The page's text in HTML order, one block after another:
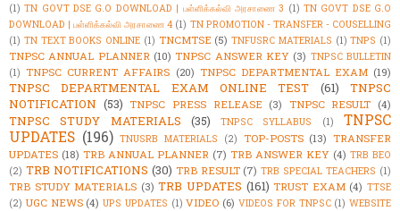
(1) TN GOVT DSE G.O DOWNLOAD | பள்ளிக்கல்வி அரசாணை 3 (1) TN GOVT DSE G.O
DOWNLOAD | பள்ளிக்கல்வி அரசாணை 4 (1) TN PROMOTION - TRANSFER - COUSELLING
(1) TN TEXT BOOKS ONLINE (1) TNCMTSE (5) TNFUSRC MATERIALS (1) TNPS (1)
TNPSC ANNUAL PLANNER (10) TNPSC ANSWER KEY (3) TNPSC BULLETIN
(1) TNPSC CURRENT AFFAIRS (20) TNPSC DEPARTMENTAL EXAM (19)
TNPSC DEPARTMENTAL EXAM ONLINE TEST (61)
TNPSC
NOTIFICATION (53) TNPSC PRESS RELEASE (3) TNPSC RESULT (4)
TNPSC STUDY MATERIALS (35) TNPSC SYLLABUS (1)
TNPSC
UPDATES (196) TNUSRB MATERIALS (2) TOP-POSTS (13) TRANSFER
UPDATES (18) TRB ANNUAL PLANNER (7) TRB ANSWER KEY (4) TRB BEO
(2) TRB NOTIFICATIONS (30) TRB RESULT (7) TRB SPECIAL TEACHERS (1)
TRB STUDY MATERIALS (3) TRB UPDATES (161) TRUST EXAM (4) TTSE
(2) UGC NEWS (4) UPS UPDATES (1) VIDEO (6) VIDEOS FOR TNPSC (1) WEBSITE